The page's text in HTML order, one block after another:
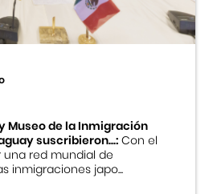
Museo de la Inmigración
suscribieron...:Con el
red mundial de
inmigraciones japo...